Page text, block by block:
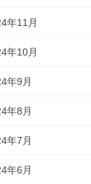
年11月
年10月
年9月
年8月
年7月
年6月